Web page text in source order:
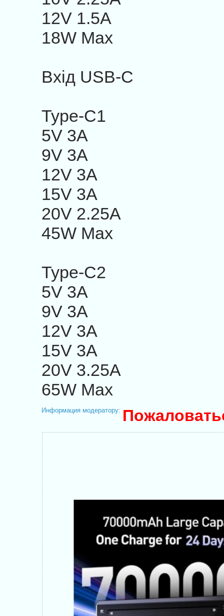
12V 1.5A
18W Max
Вхід USB-C
Type-C1
5V 3A
9V 3A
12V 3A
15V 3A
20V 2.25A
45W Max
Type-C2
5V 3A
9V 3A
12V 3A
15V 3A
20V 3.25A
65W Max
Информация модератору: